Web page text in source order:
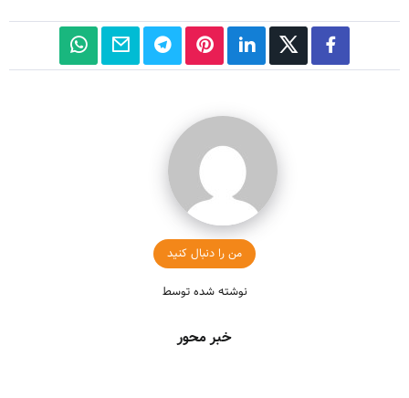
من را دنبال کنید
نوشته شده توسط
خبر محور